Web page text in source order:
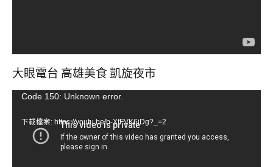
大眼電台 高雄美食 凱旋夜市
視Code 150: Unknown error.
下載檔案: https://youtu.be/b-XfFVK6jDg?_=2